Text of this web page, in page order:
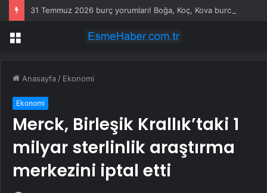
Menü
Anasayfa / Ekonomi
Ekonomi
Merck, Birleşik Krallık’taki 1
milyar sterlinlik araştırma
merkezini iptal etti